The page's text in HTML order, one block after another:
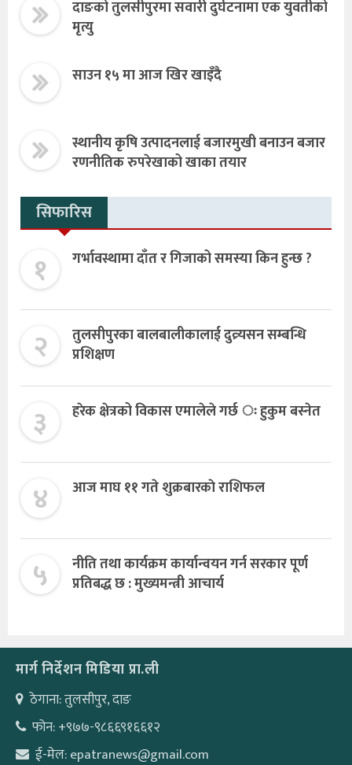
दाङको तुलसीपुरमा सवारी दुर्घटनामा एक युवतीको
मृत्यु
साउन १५ मा आज खिर खाइँदै
स्थानीय कृषि उत्पादनलाई बजारमुखी बनाउन बजार
रणनीतिक रुपरेखाको खाका तयार
सिफारिस
१ गर्भावस्थामा दाँत र गिजाको समस्या किन हुन्छ ?
२
तुलसीपुरका बालबालीकालाई दुव्र्यसन सम्बन्धि
प्रशिक्षण
३ हरेक क्षेत्रको विकास एमालेले गर्छ ः हुकुम बस्नेत
४ आज माघ ११ गते शुक्रबारकाे राशिफल
५
नीति तथा कार्यक्रम कार्यान्वयन गर्न सरकार पूर्ण
प्रतिबद्ध छ : मुख्यमन्त्री आचार्य
मार्ग निर्देशन मिडिया प्रा.ली
ठेगाना: तुलसीपुर, दाङ
फोन: +९७७-९८६६९१६६१२
ई-मेल: epatranews@gmail.com